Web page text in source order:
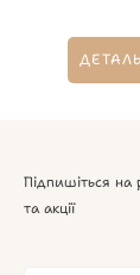
Підпишіться
та акції